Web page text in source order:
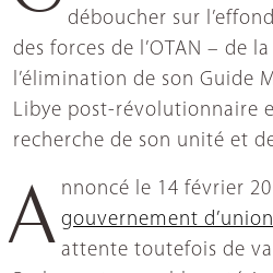
déboucher sur
des forces de l’OTAN – de
l’élimination de son Guide
Libye post-révolutionnaire
recherche de son unité et
Annoncé le 14 février
gouvernement
attente toutefois de